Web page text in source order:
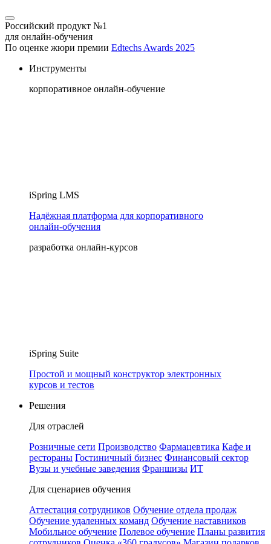
Российский продукт №1
для онлайн-обучения
По оценке жюри премии Edtechs Awards 2025
Инструменты
корпоративное онлайн-обучение
iSpring LMS
Надёжная платформа для корпоративного
онлайн‑обучения
разработка онлайн-курсов
iSpring Suite
Простой и мощный конструктор электронных
курсов и тестов
Решения
Для отраслей
Розничные сети Производство Фармацевтика Кафе и
рестораны Гостиничный бизнес Финансовый сектор
Вузы и учебные заведения Франшизы ИТ
Для сценариев обучения
Аттестация сотрудников Обучение отдела продаж
Обучение удаленных команд Обучение наставников
Мобильное обучение Полевое обучение Планы развития